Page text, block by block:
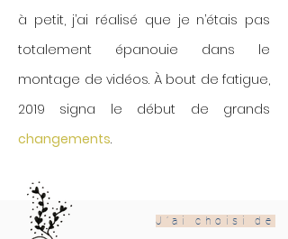
à petit, j’ai réalisé que je n’étais pas
totalement épanouie dans le
montage de vidéos. À bout de fatigue,
2019 signa le début de grands
changements.
J’ai choisi de